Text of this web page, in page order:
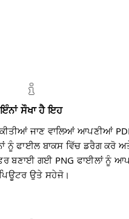
ਇੰਨਾਂ ਸੌਖਾ ਹੈ ਇਹ
ਕੀਤੀਆਂ ਜਾਣ ਵਾਲਿਆਂ ਆਪਣੀਆਂ
ਨੂੰ ਫਾਈਲ ਬਾਕਸ ਵਿੱਚ ਡਰੈਗ ਕਰੋ
ਬਣਾਈ ਗਈ PNG ਫਾਈਲਾਂ ਨੂੰ
ਉਤੇ ਸਹੇਜੋ।